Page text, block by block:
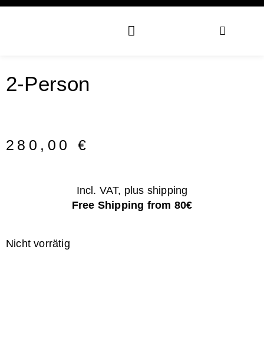
2-Person
280,00 €
Incl. VAT, plus shipping
Free Shipping from 80€
Nicht vorrätig